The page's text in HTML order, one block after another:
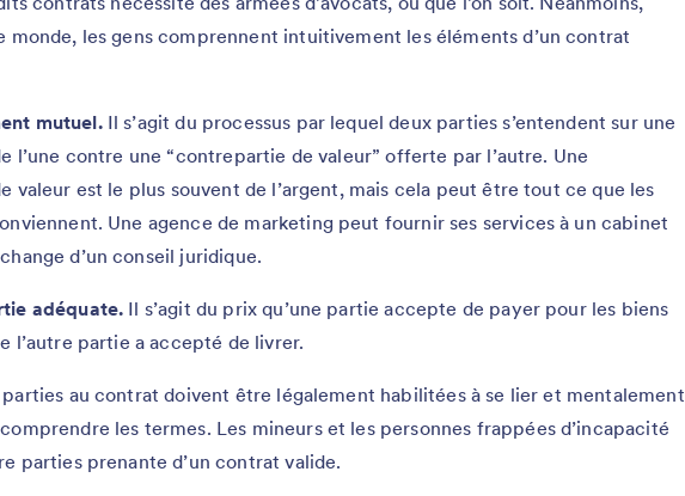
monde, les gens comprennent intuitivement les éléments d’un contrat
mutuel. Il s’agit du processus par lequel deux parties s’entendent sur une
l’une contre une “contrepartie de valeur” offerte par l’autre. Une
valeur est le plus souvent de l’argent, mais cela peut être tout ce que les
Une agence de marketing peut fournir ses services à un cabinet
d’un conseil juridique.
adéquate. Il s’agit du prix qu’une partie accepte de payer pour les biens
l’autre partie a accepté de livrer.
parties au contrat doivent être légalement habilitées à se lier et mentalement
les termes. Les mineurs et les personnes frappées d’incapacité
parties prenante d’un contrat valide.